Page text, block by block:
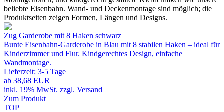
beliebte Eisenbahn. Wand- und Deckenmontage sind möglich; die
Produktseiten zeigen Formen, Längen und Designs.
Zug Garderobe mit 8 Haken schwarz
Bunte Eisenbahn-Garderobe in Blau mit 8 stabilen Haken – ideal für
Kinderzimmer und Flur. Kindgerechtes Design, einfache
Wandmontage.
Lieferzeit: 3-5 Tage
ab 38,68 EUR
inkl. 19% MwSt. zzgl. Versand
Zum Produkt
TOP